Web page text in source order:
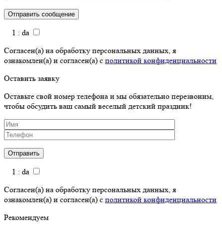
1 : da
Согласен(а) на обработку персональных данных, я
ознакомлен(а) и согласен(а) с политикой конфиденциальности
Оставить заявку
Оставьте свой номер телефона и мы обязательно перезвоним,
чтобы обсудить ваш самый веселый детский праздник!
1 : da
Согласен(а) на обработку персональных данных, я
ознакомлен(а) и согласен(а) с политикой конфиденциальности
Рекомендуем